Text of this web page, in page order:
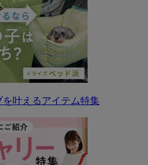
叶えるアイテム特集